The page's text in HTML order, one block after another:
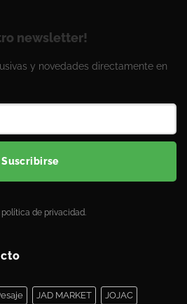
newsletter!
y novedades directamente en
Suscribirse
de privacidad.
JAD MARKET JOJAC